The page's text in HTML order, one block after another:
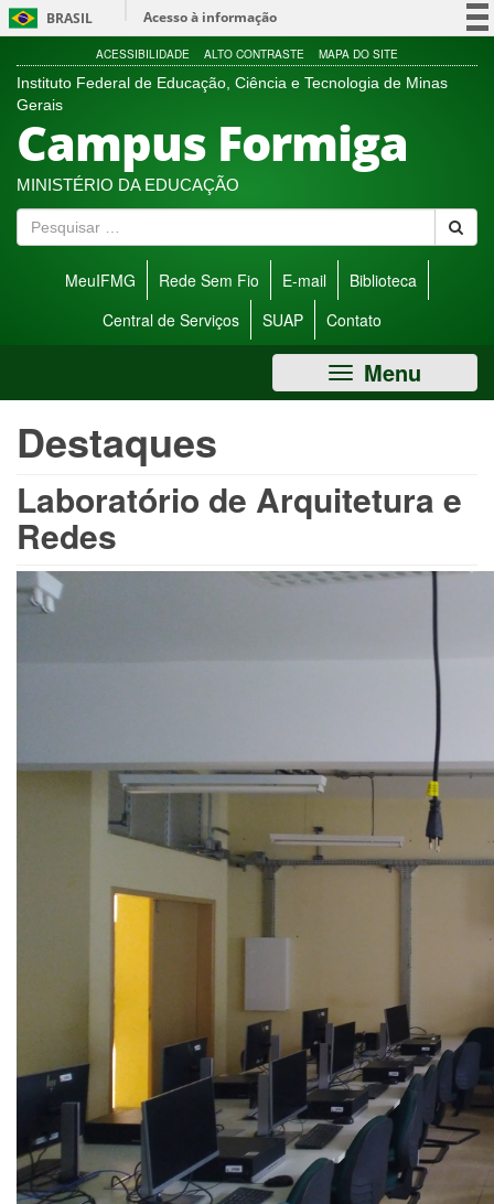
direto
menu
BRASIL
Acesso à informação
Participe
Serviços
ACESSIBILIDADE ALTO CONTRASTE MAPA DO SITE
Instituto Federal de Educação, Ciência e Tecnologia de Minas
Gerais
Campus Formiga
MINISTÉRIO DA EDUCAÇÃO
e
s
r
MeuIFMG Rede Sem Fio E-mail
Biblioteca
Central de Serviços
SUAP Contato
Menu
Destaques
Laboratório de Arquitetura e
Redes